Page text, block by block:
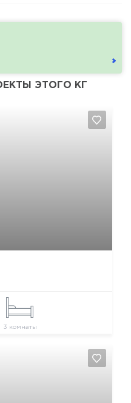
ЭТОГО КГ
3 комнаты